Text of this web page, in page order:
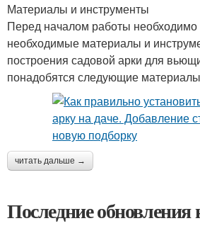
Материалы и инструменты
Перед началом работы необходимо
необходимые материалы и
построения садовой арки для
понадобятся следующие
читать дальше →
Последние обновления